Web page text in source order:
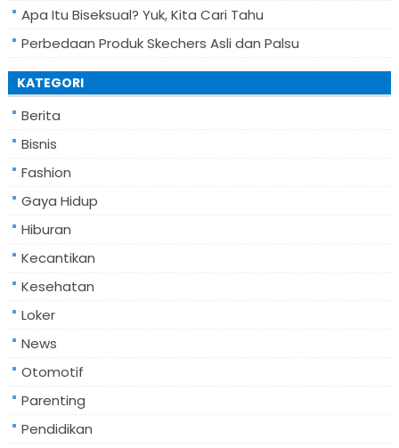
Apa Itu Biseksual? Yuk, Kita Cari Tahu
Perbedaan Produk Skechers Asli dan Palsu
KATEGORI
Berita
Bisnis
Fashion
Gaya Hidup
Hiburan
Kecantikan
Kesehatan
Loker
News
Otomotif
Parenting
Pendidikan